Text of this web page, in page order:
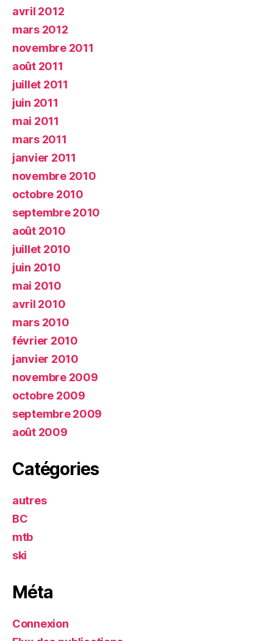
avril 2012
mars 2012
novembre 2011
août 2011
juillet 2011
juin 2011
mai 2011
mars 2011
janvier 2011
novembre 2010
octobre 2010
septembre 2010
août 2010
juillet 2010
juin 2010
mai 2010
avril 2010
mars 2010
février 2010
janvier 2010
novembre 2009
octobre 2009
septembre 2009
août 2009
Catégories
autres
BC
mtb
ski
Méta
Connexion